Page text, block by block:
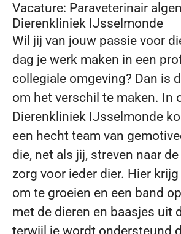
Vacature: Paraveterinair
Dierenkliniek IJsselmonde
Wil jij van jouw passie voor
dag je werk maken in een
collegiale omgeving? Dan is
om het verschil te maken. In
Dierenkliniek IJsselmonde
een hecht team van
die, net als jij, streven naar
zorg voor ieder dier. Hier
om te groeien en een band
met de dieren en baasjes uit
terwijl je wordt ondersteund